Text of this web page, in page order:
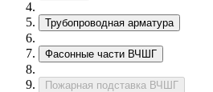
Трубопроводная арматура
Фасонные части ВЧШГ
Пожарная подставка ВЧШГ